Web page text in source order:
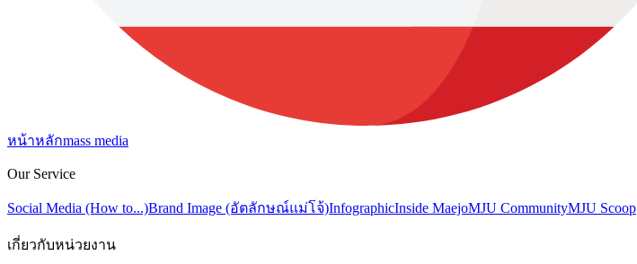
หน้าหลักmass media
Our Service
Social Media (How to...)Brand Image (อัตลักษณ์แม่โจ้)InfographicInside MaejoMJU CommunityMJU Scoop
เกี่ยวกับหน่วยงาน